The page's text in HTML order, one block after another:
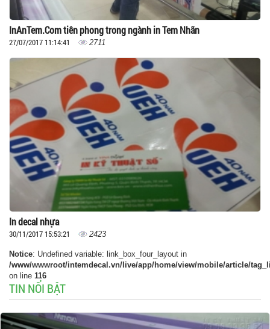
InAnTem.Com tiên phong trong ngành in Tem Nhãn
27/07/2017 11:14:41 2711
In decal nhựa
30/11/2017 15:53:21 2423
Notice: Undefined variable: link_box_four_layout in
/www/wwwroot/intemdecal.vn/live/app/home/view/mobile/article/
on line 116
TIN NỔI BẬT